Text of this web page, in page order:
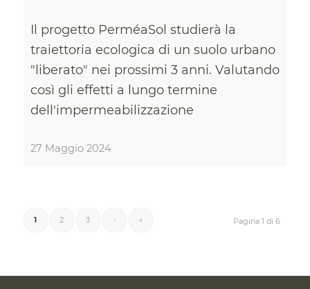
Il progetto PerméaSol studierà la
traiettoria ecologica di un suolo urbano
"liberato" nei prossimi 3 anni. Valutando
così gli effetti a lungo termine
dell'impermeabilizzazione
27 Maggio 2024
Pagina 1 di 6
1 2 3 › »